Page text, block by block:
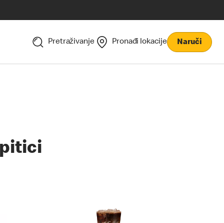
Pretraživanje Pronađi lokacije Naruči